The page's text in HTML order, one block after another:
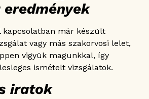
kapcsolatban már készült
vagy más szakorvosi lelet,
vigyük magunkkal, így
ismételt vizsgálatok.
iratok